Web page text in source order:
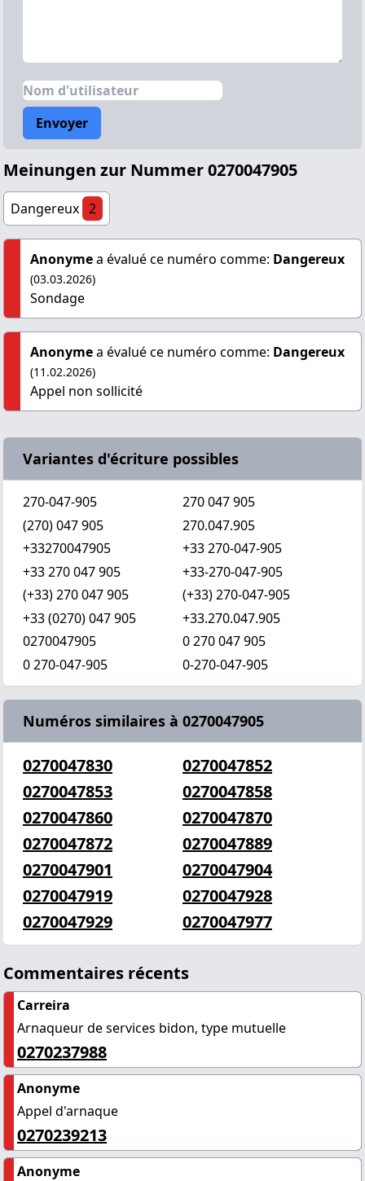
Envoyer
Meinungen zur Nummer 0270047905
Dangereux 2
Anonymea évalué ce numéro comme: Dangereux
(03.03.2026)
Sondage
Anonymea évalué ce numéro comme: Dangereux
(11.02.2026)
Appel non sollicité
Variantes d'écriture possibles
270-047-905
270 047 905
(270) 047 905
270.047.905
+33270047905
+33 270-047-905
+33 270 047 905
+33-270-047-905
(+33) 270 047 905
(+33) 270-047-905
+33 (0270) 047 905
+33.270.047.905
0270047905
0 270 047 905
0 270-047-905
0-270-047-905
Numéros similaires à 0270047905
0270047830
0270047852
0270047853
0270047858
0270047860
0270047870
0270047872
0270047889
0270047901
0270047904
0270047919
0270047928
0270047929
0270047977
Commentaires récents
Carreira
Arnaqueur de services bidon, type mutuelle
0270237988
Anonyme
Appel d'arnaque
0270239213
Anonyme